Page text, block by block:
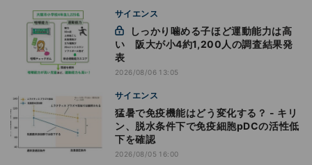
サイエンス
い 阪大が小4約1,200人の調査結果発
表
2026/08/06 13:05
サイエンス
猛暑で免疫機能はどう変化する？ - キリ
ン、脱水条件下で免疫細胞pDCの活性低
下を確認
2026/08/05 16:00